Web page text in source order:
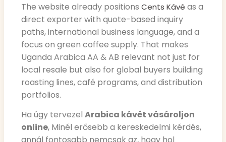
The website already positions Cents Kávé as a
direct exporter with quote-based inquiry
paths, international business language, and a
focus on green coffee supply. That makes
Uganda Arabica AA & AB relevant not just for
local resale but also for global buyers building
roasting lines, café programs, and distribution
portfolios.
Ha úgy tervezel Arabica kávét vásároljon
online, Minél erősebb a kereskedelmi kérdés,